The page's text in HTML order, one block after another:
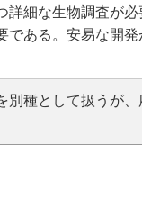
詳細な生物調査が
である。安易な開
別種として扱うが